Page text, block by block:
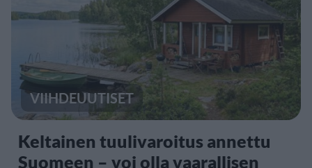
VIIHDEUUTISET
Keltainen tuulivaroitus annettu
Suomeen – voi olla vaarallisen